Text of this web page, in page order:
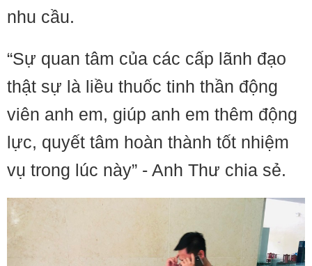
nhu cầu.
“Sự quan tâm của các cấp lãnh đạo
thật sự là liều thuốc tinh thần động
viên anh em, giúp anh em thêm động
lực, quyết tâm hoàn thành tốt nhiệm
vụ trong lúc này” - Anh Thư chia sẻ.